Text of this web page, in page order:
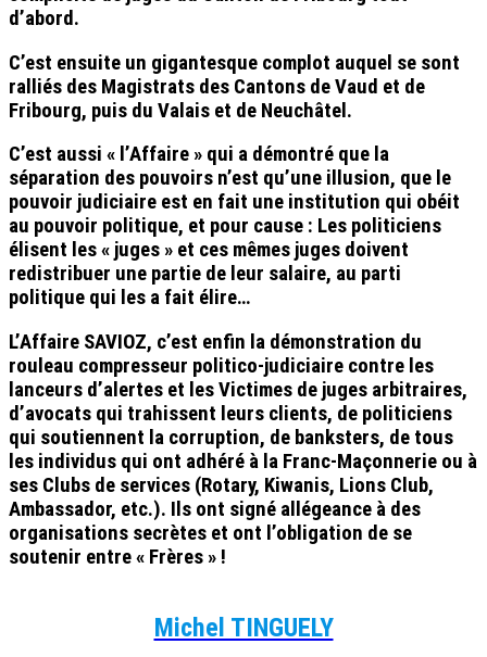
d’abord.
C’est ensuite un gigantesque complot auquel se sont
ralliés des Magistrats des Cantons de Vaud et de
Fribourg, puis du Valais et de Neuchâtel.
C’est aussi « l’Affaire » qui a démontré que la
séparation des pouvoirs n’est qu’une illusion, que le
pouvoir judiciaire est en fait une institution qui obéit
au pouvoir politique, et pour cause : Les politiciens
élisent les « juges » et ces mêmes juges doivent
redistribuer une partie de leur salaire, au parti
politique qui les a fait élire…
L’Affaire SAVIOZ, c’est enfin la démonstration du
rouleau compresseur politico-judiciaire contre les
lanceurs d’alertes et les Victimes de juges arbitraires,
d’avocats qui trahissent leurs clients, de politiciens
qui soutiennent la corruption, de banksters, de tous
les individus qui ont adhéré à la Franc-Maçonnerie ou à
ses Clubs de services (Rotary, Kiwanis, Lions Club,
Ambassador, etc.). Ils ont signé allégeance à des
organisations secrètes et ont l’obligation de se
soutenir entre « Frères » !
Michel TINGUELY